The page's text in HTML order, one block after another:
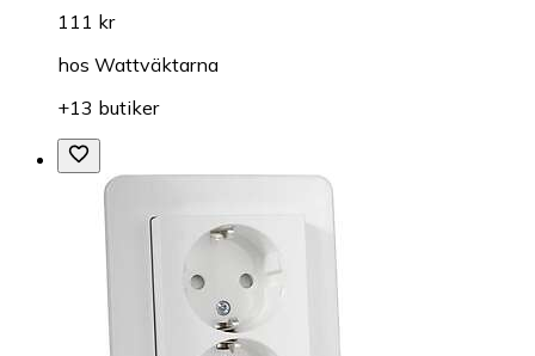
111 kr
hos Wattväktarna
+13 butiker